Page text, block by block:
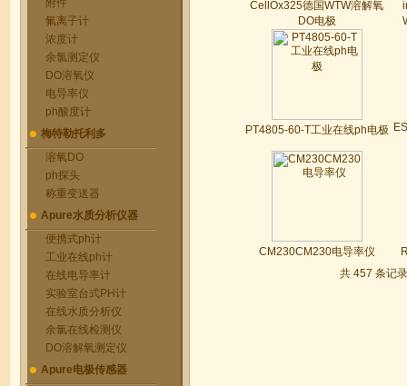
附件
氟离子计
浓度计
余氯测定仪
DO溶氧仪
电导率仪
ph酸度计
梅特勒托利多
溶氧DO
ph探头
称重变送器
Apure水质分析仪器
便携式ph计
工业在线ph计
在线电导率计
实验室台式PH计
在线水质分析仪
余氯在线检测仪
DO溶解氧测定仪
Apure电极传感器
CellOx325德国WTW溶解氧
DO电极
PT4805-60-T工业在线ph电极
CM230CM230电导率仪
共 457 条记